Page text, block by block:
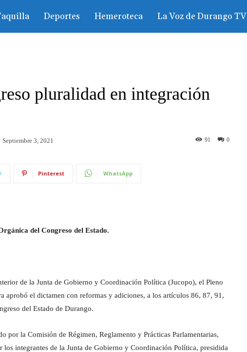
Deportes Hemeroteca La Voz de Durango TV
pluralidad en integración
Septiembre 3, 2021 0
91
Pinterest WhatsApp
del Congreso del Estado.
de la Junta de Gobierno y Coordinación Política (Jucopo), el Pleno
aprobó el dictamen con reformas y adiciones, a los artículos 86, 87, 91,
del Estado de Durango.
por la Comisión de Régimen, Reglamento y Prácticas Parlamentarias,
los integrantes de la Junta de Gobierno y Coordinación Política, presidida